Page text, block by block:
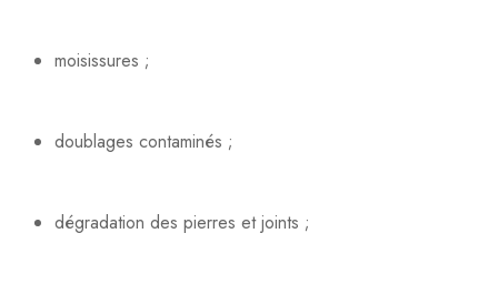
moisissures ;
doublages contaminés ;
dégradation des pierres et joints ;